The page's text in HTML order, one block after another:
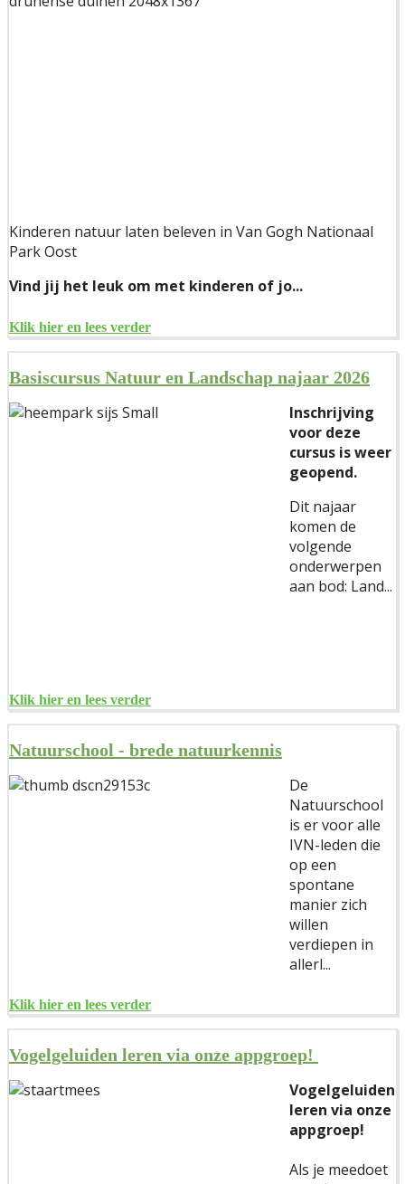
Kinderen natuur laten beleven in Van Gogh Nationaal
Park Oost
Vind jij het leuk om met kinderen of jo...
Klik hier en lees verder
Basiscursus Natuur en Landschap najaar 2026
Inschrijving
voor deze
cursus is weer
geopend.
Dit najaar
komen de
volgende
onderwerpen
aan bod: Land...
Klik hier en lees verder
Natuurschool - brede natuurkennis
De
Natuurschool
is er voor alle
IVN-leden die
op een
spontane
manier zich
willen
verdiepen in
allerl...
Klik hier en lees verder
Vogelgeluiden leren via onze appgroep!
Vogelgeluiden
leren via onze
appgroep!
Als je meedoet